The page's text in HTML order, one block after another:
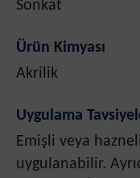
Sonkat
Ürün Kimyası
Akrilik
Uygulama
Emişli veya
uygulanabilir.